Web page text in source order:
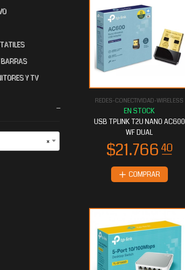
BARRAS
Y TV
×
REDES-CONECTIVIDAD-WIRELESS
USB TPLINK T2U NANO AC600
WF DUAL
COMPRAR